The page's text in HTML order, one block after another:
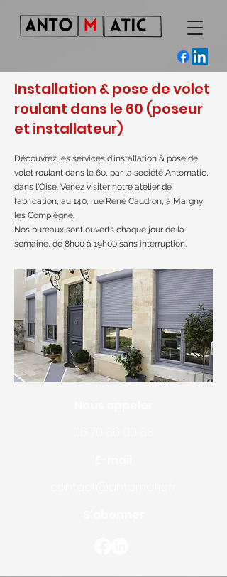
Installation & pose de volet
roulant dans le 60 (poseur
et installateur)
Découvrez les services d'installation & pose de
volet roulant dans le 60, par la société Antomatic,
dans l'Oise. Venez visiter notre atelier de
fabrication, au 140, rue René Caudron, à Margny
les Compiègne.
Nos bureaux sont ouverts chaque jour de la
semaine, de 8h00 à 19h00 sans interruption.